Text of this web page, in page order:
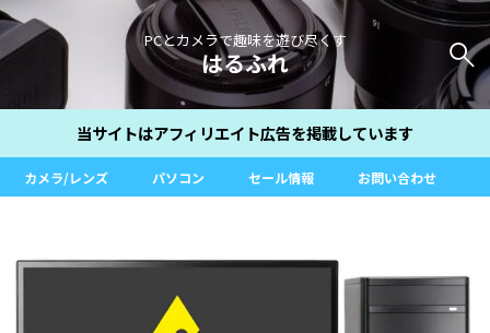
PCとカメラで趣味を遊び尽くす
はるふれ
当サイトはアフィリエイト広告を掲載しています
カメラ/レンズ パソコン セール情報 お問い合わせ